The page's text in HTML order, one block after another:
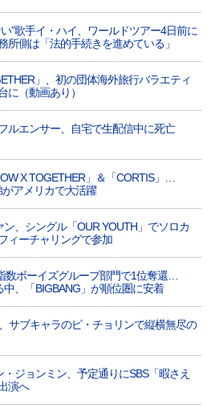
”歌手イ・ハイ、ワールドツアー4日前に
側は「法的手続きを進めている」
」、初の団体海外旅行バラエティ
（動画あり）
ルエンサー、自宅で生配信中に死亡
X TOGETHER」＆「CORTIS」…
がアメリカで大活躍
ン、シングル「OUR YOUTH」でソロカ
ィーチャリングで参加
数ボーイズグループ部門で1位奪還…
中、「BIGBANG」が順位圏に安着
、サブキャラのピ・チョリンで縦横無尽の
・ジョンミン、予定通りにSBS「暇さえ
演へ